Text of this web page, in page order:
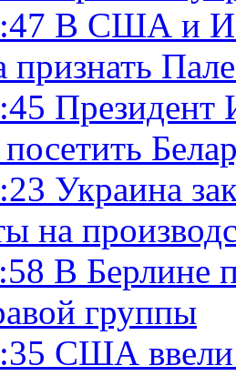
В США и
Президент
Украина
на
В Берлине
группы
США ввели